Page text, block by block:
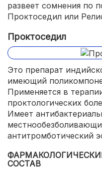
развеет сомнения по
Проктоседил или
Проктоседил
Это препарат
имеющий
Применяется в
проктологических
Имеет
антитромботический
СОСТАВ